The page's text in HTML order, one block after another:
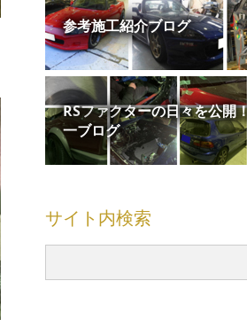
参考施工紹介ブログ
RSファクターの日々を公開
一ブログ
サイト内検索